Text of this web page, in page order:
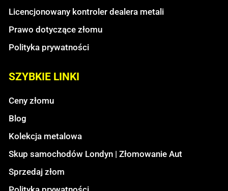
Licencjonowany kontroler dealera metali
Prawo dotyczące złomu
Polityka prywatności
SZYBKIE LINKI
Ceny złomu
Blog
Kolekcja metalowa
Skup samochodów Londyn | Złomowanie Aut
Sprzedaj złom